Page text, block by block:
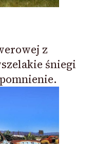
z
śniegi